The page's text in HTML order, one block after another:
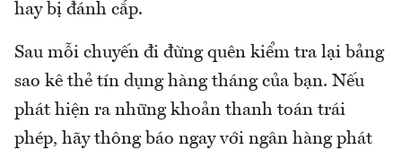
hay bị đánh cắp.
Sau mỗi chuyến đi đừng quên kiểm tra lại bảng
sao kê thẻ tín dụng hàng tháng của bạn. Nếu
phát hiện ra những khoản thanh toán trái
phép, hãy thông báo ngay với ngân hàng phát